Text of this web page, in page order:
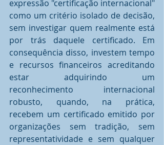
expressão "certificação internacional"
como um critério isolado de decisão,
sem investigar quem realmente está
por trás daquele certificado. Em
consequência disso, investem tempo
e recursos financeiros acreditando
estar adquirindo um
reconhecimento internacional
robusto, quando, na prática,
recebem um certificado emitido por
organizações sem tradição, sem
representatividade e sem qualquer